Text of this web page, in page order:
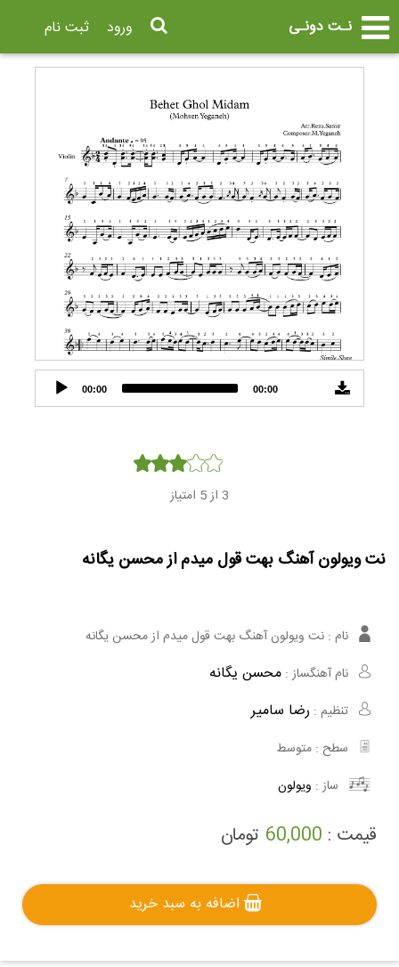
نـت دونـی ثبت نام ورود
Audio
Player
00:00 00:00
3 از 5 امتیاز
نت ویولون آهنگ بهت قول میدم از محسن یگانه
نام : نت ویولون آهنگ بهت قول میدم از محسن یگانه
نام آهنگساز : محسن یگانه
تنظیم : رضا سامیر
سطح : متوسط
ساز : ویولون
قیمت : 60,000 تومان
اضافه به سبد خرید